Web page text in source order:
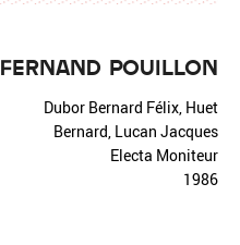
FERNAND POUILLON
Dubor Bernard Félix, Huet
Bernard, Lucan Jacques
Electa Moniteur
1986